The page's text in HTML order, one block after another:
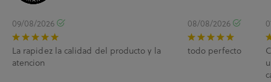
09/08/2026
La rapidez la calidad del producto y la
atencion
08/08/2026
todo perfecto